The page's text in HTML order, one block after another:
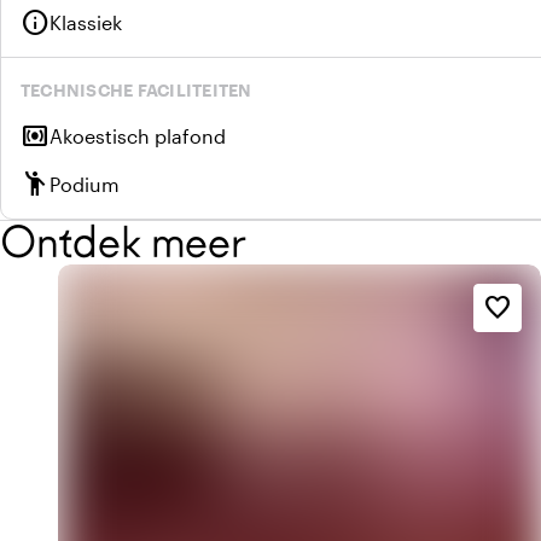
infoKlassiek
TECHNISCHE FACILITEITEN
surround_soundAkoestisch plafond
emoji_people Podium
Ontdek meer
favorite_border